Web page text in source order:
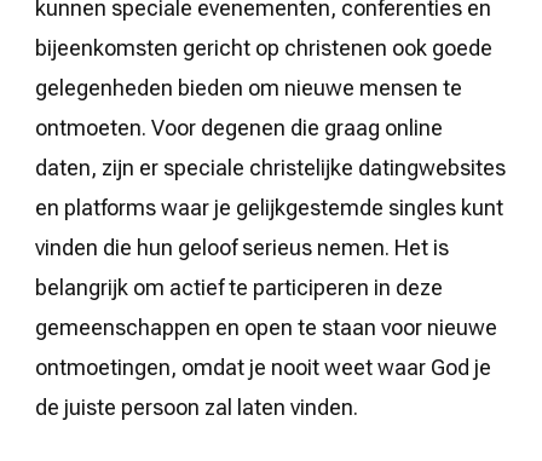
kunnen speciale evenementen, conferenties en
bijeenkomsten gericht op christenen ook goede
gelegenheden bieden om nieuwe mensen te
ontmoeten. Voor degenen die graag online
daten, zijn er speciale christelijke datingwebsites
en platforms waar je gelijkgestemde singles kunt
vinden die hun geloof serieus nemen. Het is
belangrijk om actief te participeren in deze
gemeenschappen en open te staan voor nieuwe
ontmoetingen, omdat je nooit weet waar God je
de juiste persoon zal laten vinden.